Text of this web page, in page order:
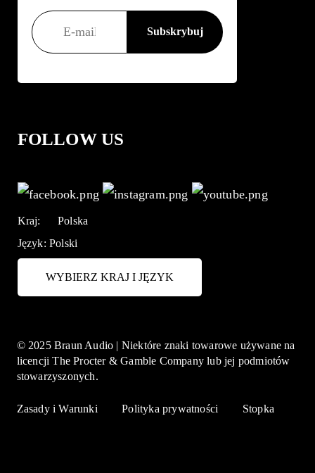
FOLLOW US
Kraj:
Polska
Język:Polski
WYBIERZ KRAJ I JĘZYK
© 2025 Braun Audio | Niektóre znaki towarowe używane na
licencji The Procter & Gamble Company lub jej podmiotów
stowarzyszonych.
Zasady i Warunki Polityka prywatności Stopka